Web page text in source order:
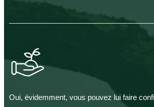
Oui, évidemment, vous pouvez lui faire